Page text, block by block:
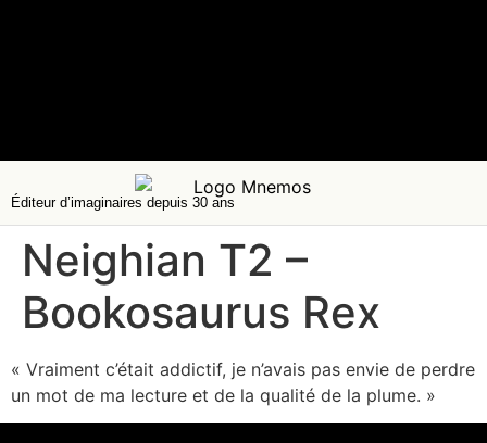
Éditeur d’imaginaires depuis 30 ans
Neighian T2 –
Bookosaurus Rex
« Vraiment c’était addictif, je n’avais pas envie de perdre
un mot de ma lecture et de la qualité de la plume. »